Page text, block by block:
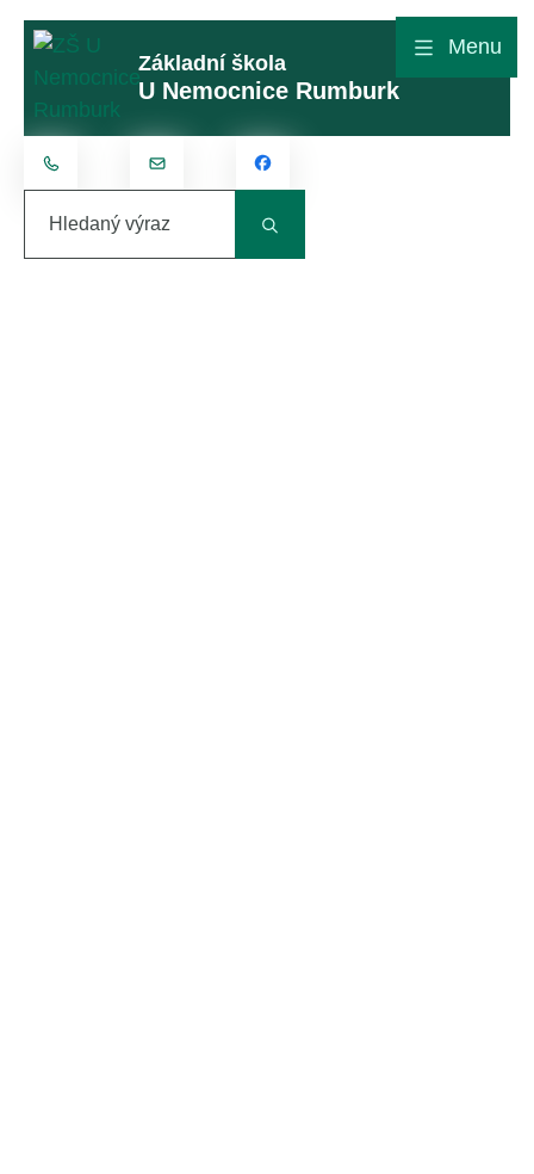
Rovnou na obsah
Rovnou na menu
Základní škola
U Nemocnice Rumburk
+420 412 315 801kontakt@zsunemocnice.cz
Hledaný výraz
Menu